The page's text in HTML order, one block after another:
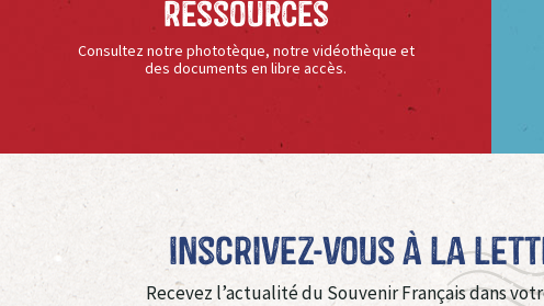
Ressources
Consultez notre phototèque, notre vidéothèque et
des documents en libre accès.
Inscrivez-vous à La
Recevez l’actualité du Souvenir Français dans